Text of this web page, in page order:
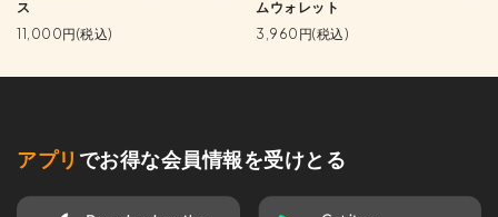
ス
11,000円(税込)
ムウォレット
3,960円(税込)
アプリ でお得な会員情報を受けとる